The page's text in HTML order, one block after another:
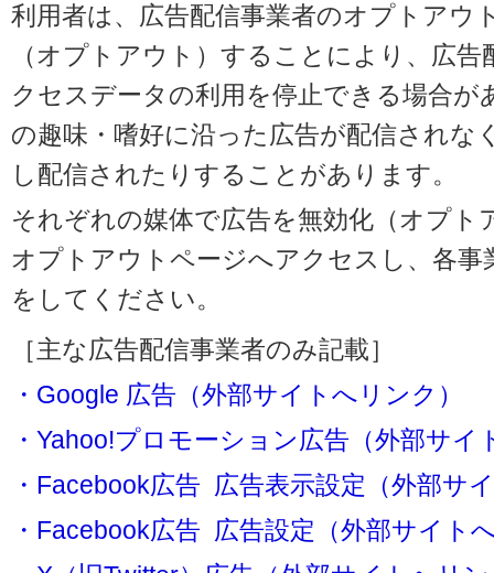
利用者は、広告配信事業者のオプトアウ
（オプトアウト）することにより、広
クセスデータの利用を停止できる場合が
の趣味・嗜好に沿った広告が配信されな
し配信されたりすることがあります。
それぞれの媒体で広告を無効化（オプト
オプトアウトページへアクセスし、各
をしてください。
［主な広告配信事業者のみ記載］
・Google 広告（外部サイトへリンク）
・Yahoo!プロモーション広告（外部サイ
・Facebook広告 広告表示設定（外部サ
・Facebook広告 広告設定（外部サイト